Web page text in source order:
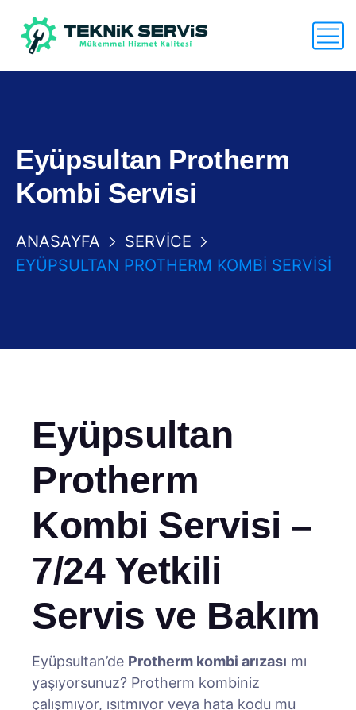
Eyüpsultan Protherm
Kombi Servisi
ANASAYFA
SERVICE
EYÜPSULTAN PROTHERM KOMBI SERVISI
Eyüpsultan
Protherm
Kombi Servisi –
7/24 Yetkili
Servis ve Bakım
Eyüpsultan’de Protherm kombi arızası mı
yaşıyorsunuz? Protherm kombiniz
çalışmıyor, ısıtmıyor veya hata kodu mu